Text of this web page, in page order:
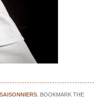
. BOOKMARK THE